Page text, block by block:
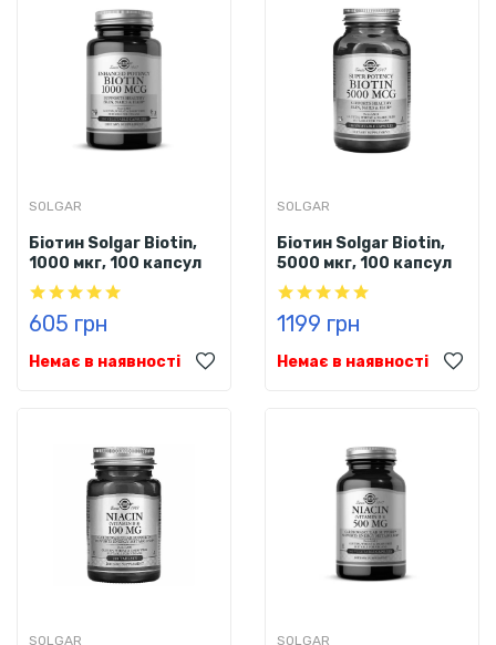
SOLGAR
Біотин Solgar Biotin,
1000 мкг, 100 капсул
605 грн
Немає в наявності
SOLGAR
Біотин Solgar Biotin,
5000 мкг, 100 капсул
1199 грн
Немає в наявності
SOLGAR SOLGAR